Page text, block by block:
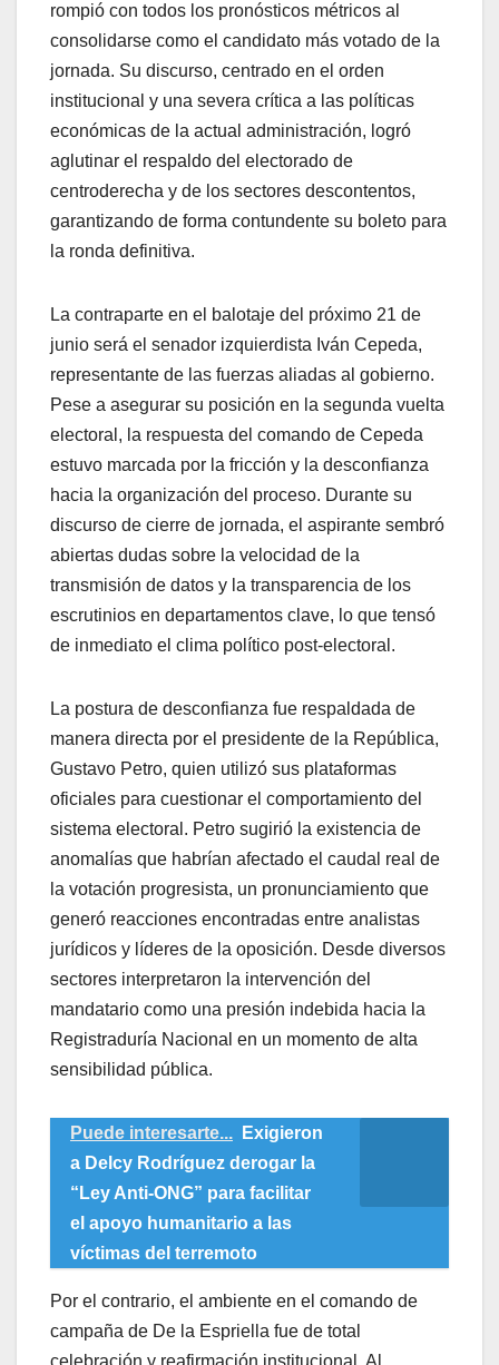
rompió con todos los pronósticos métricos al
consolidarse como el candidato más votado de la
jornada. Su discurso, centrado en el orden
institucional y una severa crítica a las políticas
económicas de la actual administración, logró
aglutinar el respaldo del electorado de
centroderecha y de los sectores descontentos,
garantizando de forma contundente su boleto para
la ronda definitiva.
​La contraparte en el balotaje del próximo 21 de
junio será el senador izquierdista Iván Cepeda,
representante de las fuerzas aliadas al gobierno.
Pese a asegurar su posición en la segunda vuelta
electoral, la respuesta del comando de Cepeda
estuvo marcada por la fricción y la desconfianza
hacia la organización del proceso. Durante su
discurso de cierre de jornada, el aspirante sembró
abiertas dudas sobre la velocidad de la
transmisión de datos y la transparencia de los
escrutinios en departamentos clave, lo que tensó
de inmediato el clima político post-electoral.
​La postura de desconfianza fue respaldada de
manera directa por el presidente de la República,
Gustavo Petro, quien utilizó sus plataformas
oficiales para cuestionar el comportamiento del
sistema electoral. Petro sugirió la existencia de
anomalías que habrían afectado el caudal real de
la votación progresista, un pronunciamiento que
generó reacciones encontradas entre analistas
jurídicos y líderes de la oposición. Desde diversos
sectores interpretaron la intervención del
mandatario como una presión indebida hacia la
Registraduría Nacional en un momento de alta
sensibilidad pública.
Puede interesarte...
Exigieron
a Delcy Rodríguez derogar la
“Ley Anti-ONG” para facilitar
el apoyo humanitario a las
víctimas del terremoto
​Por el contrario, el ambiente en el comando de
campaña de De la Espriella fue de total